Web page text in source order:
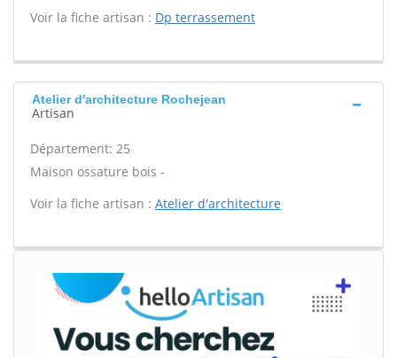
Voir la fiche artisan : Dp terrassement
Atelier d'architecture Rochejean
Artisan
Département: 25
Maison ossature bois -
Voir la fiche artisan : Atelier d'architecture